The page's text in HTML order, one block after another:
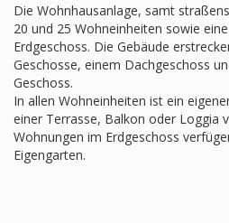
Die Wohnhausanlage, samt
20 und 25 Wohneinheiten sowie
Erdgeschoss. Die Gebäude
Geschosse, einem Dachgeschoss
Geschoss.
In allen Wohneinheiten ist ein
einer Terrasse, Balkon oder Loggia
Wohnungen im Erdgeschoss
Eigengarten.